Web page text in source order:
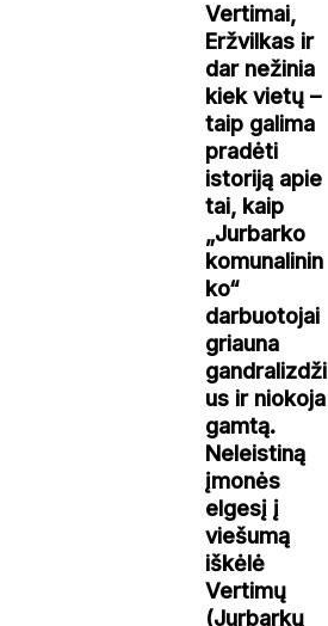
Vertimai,
Eržvilkas ir
dar nežinia
kiek vietų –
taip galima
pradėti
istoriją apie
tai, kaip
„Jurbarko
komunalinin
ko“
darbuotojai
griauna
gandralizdži
us ir niokoja
gamtą.
Neleistiną
įmonės
elgesį į
viešumą
iškėlė
Vertimų
(Jurbarkų